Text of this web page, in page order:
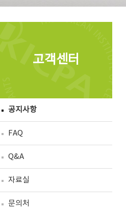
고객센터
공지사항
FAQ
Q&A
자료실
문의처